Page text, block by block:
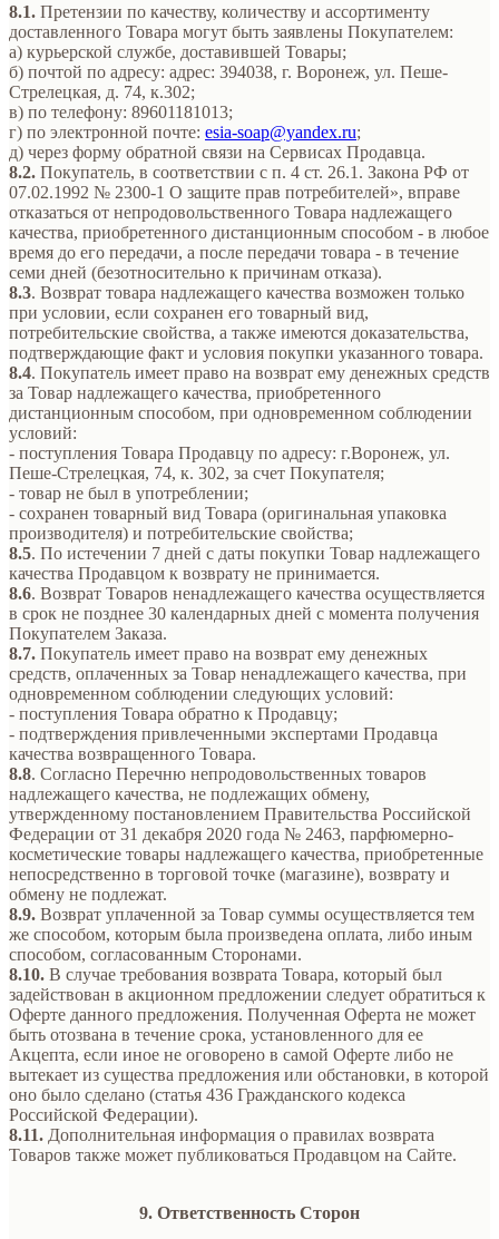
8.1. Претензии по качеству, количеству и ассортименту
доставленного Товара могут быть заявлены Покупателем:
а) курьерской службе, доставившей Товары;
б) почтой по адресу: адрес: 394038, г. Воронеж, ул. Пеше-
Стрелецкая, д. 74, к.302;
в) по телефону: 89601181013;
г) по электронной почте: esia-soap@yandex.ru;
д) через форму обратной связи на Сервисах Продавца.
8.2. Покупатель, в соответствии с п. 4 ст. 26.1. Закона РФ от
07.02.1992 № 2300-1 О защите прав потребителей», вправе
отказаться от непродовольственного Товара надлежащего
качества, приобретенного дистанционным способом - в любое
время до его передачи, а после передачи товара - в течение
семи дней (безотносительно к причинам отказа).
8.3. Возврат товара надлежащего качества возможен только
при условии, если сохранен его товарный вид,
потребительские свойства, а также имеются доказательства,
подтверждающие факт и условия покупки указанного товара.
8.4. Покупатель имеет право на возврат ему денежных средств
за Товар надлежащего качества, приобретенного
дистанционным способом, при одновременном соблюдении
условий:
- поступления Товара Продавцу по адресу: г.Воронеж, ул.
Пеше-Стрелецкая, 74, к. 302, за счет Покупателя;
- товар не был в употреблении;
- сохранен товарный вид Товара (оригинальная упаковка
производителя) и потребительские свойства;
8.5. По истечении 7 дней с даты покупки Товар надлежащего
качества Продавцом к возврату не принимается.
8.6. Возврат Товаров ненадлежащего качества осуществляется
в срок не позднее 30 календарных дней с момента получения
Покупателем Заказа.
8.7. Покупатель имеет право на возврат ему денежных
средств, оплаченных за Товар ненадлежащего качества, при
одновременном соблюдении следующих условий:
- поступления Товара обратно к Продавцу;
- подтверждения привлеченными экспертами Продавца
качества возвращенного Товара.
8.8. Согласно Перечню непродовольственных товаров
надлежащего качества, не подлежащих обмену,
утвержденному постановлением Правительства Российской
Федерации от 31 декабря 2020 года № 2463, парфюмерно-
косметические товары надлежащего качества, приобретенные
непосредственно в торговой точке (магазине), возврату и
обмену не подлежат.
8.9. Возврат уплаченной за Товар суммы осуществляется тем
же способом, которым была произведена оплата, либо иным
способом, согласованным Сторонами.
8.10. В случае требования возврата Товара, который был
задействован в акционном предложении следует обратиться к
Оферте данного предложения. Полученная Оферта не может
быть отозвана в течение срока, установленного для ее
Акцепта, если иное не оговорено в самой Оферте либо не
вытекает из существа предложения или обстановки, в которой
оно было сделано (статья 436 Гражданского кодекса
Российской Федерации).
8.11. Дополнительная информация о правилах возврата
Товаров также может публиковаться Продавцом на Сайте.
9. Ответственность Сторон